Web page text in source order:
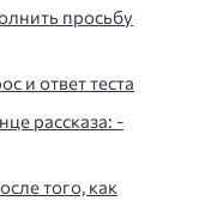
просьбу
и ответ теста
рассказа: -
того, как